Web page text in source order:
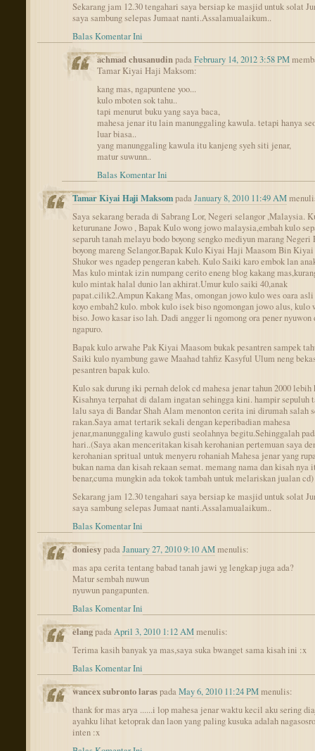
Sekarang jam 12.30 tengahari saya bersiap ke masjid untuk solat
saya sambung selepas Jumaat nanti.Assalamualaikum..
Balas Komentar Ini
achmad chusanudinpadaFebruary 14, 2012 3:58 PM
Tamar Kiyai Haji Maksom:
kang mas, ngapuntene yoo...
kulo mboten sok tahu..
tapi menurut buku yang saya baca,
mahesa jenar itu lain manunggaling kawula. tetapi hanya
luar biasa..
yang manunggaling kawula itu kanjeng syeh siti jenar,
matur suwunn..
Balas Komentar Ini
Tamar Kiyai Haji MaksompadaJanuary 8, 2010 11:49 AM
Saya sekarang berada di Sabrang Lor, Negeri selangor ,Malaysia.
keturunane Jowo , Bapak Kulo wong jowo malaysia,embah kulo
separuh tanah melayu bodo boyong sengko mediyun marang Negeri
boyong mareng Selangor.Bapak Kulo Kiyai Haji Maasom Bin
Shukor wes ngadep pengeran kabeh. Kulo Saiki karo embok lan
Mas kulo mintak izin numpang cerito eneng blog kakang
kulo mintak halal dunio lan akhirat.Umur kulo saiki 40,anak
papat.cilik2.Ampun Kakang Mas, omongan jowo kulo wes oara
koyo embah2 kulo. mbok kulo isek biso ngomongan jowo alus, kulo
biso. Jowo kasar iso lah. Dadi angger li ngomong ora pener nyuwon
ngapuro.
Bapak kulo arwahe Pak Kiyai Maasom bukak pesantren sampek
Saiki kulo nyambung gawe Maahad tahfiz Kasyful Ulum neng
pesantren bapak kulo.
Kulo sak durung iki pernah delok cd mahesa jenar tahun 2000 lebih
Kisahnya terpahat di dalam ingatan sehingga kini. hampir sepuluh
lalu saya di Bandar Shah Alam menonton cerita ini dirumah salah
rakan.Saya amat tertarik sekali dengan keperibadian mahesa
jenar,manunggaling kawulo gusti seolahnya begitu.Sehinggalah
hari..(Saya akan menceritakan kisah kerohanian pertemuan saya
kerohanian spritual untuk menyeru rohaniah Mahesa jenar yang
bukan nama dan kisah rekaan semat. memang nama dan kisah nya
benar,cuma mungkin ada tokok tambah untuk melariskan jualan cd)
Sekarang jam 12.30 tengahari saya bersiap ke masjid untuk solat
saya sambung selepas Jumaat nanti.Assalamualaikum..
Balas Komentar Ini
doniesypadaJanuary 27, 2010 9:10 AMmenulis:
mas apa cerita tentang babad tanah jawi yg lengkap juga ada?
Matur sembah nuwun
nyuwun pangapunten.
Balas Komentar Ini
elangpadaApril 3, 2010 1:12 AMmenulis:
Terima kasih banyak ya mas,saya suka bwanget sama kisah ini :x
Balas Komentar Ini
wancex subronto laraspadaMay 6, 2010 11:24 PMmenulis:
thank for mas arya ......i lop mahesa jenar waktu kecil aku sering
ayahku lihat ketoprak dan laon yang paling kusuka adalah
inten :x